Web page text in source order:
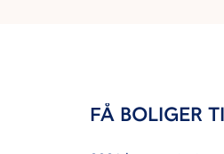
FÅ BOLIGER